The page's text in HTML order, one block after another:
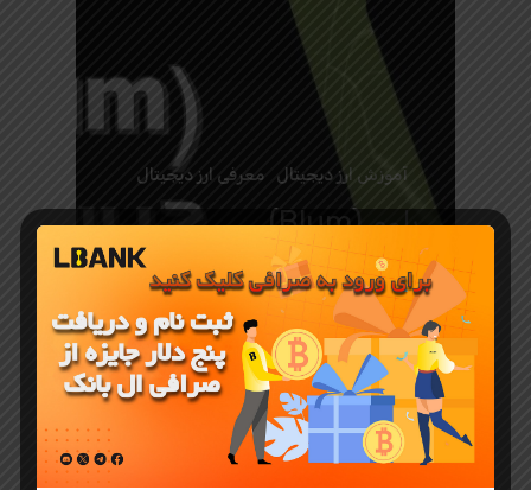
آموزش ارز دیجیتال معرفی ارز دیجیتال
بلوم (Blum)
چیست
ترکیب صرافی
متمرکز و
غیرمتمرکز در
تلگرام